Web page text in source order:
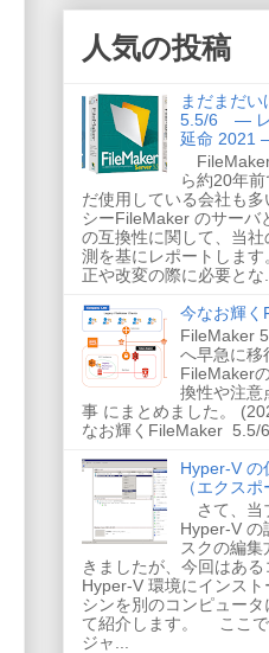
人気の投稿
まだまだ
5.5/6 ― レ
延命 2021
ら約20年
だ使用している会社も
シーFileMaker のサーバ
の互換性に関して、当
測を基にレポートしま
正や改変の際に必要とな...
今なお輝く
FileMaker
へ早急に移
FileMaker
換性や注意
事 にまとめました。
なお輝くFileMaker 5.5/
Hyper-V の
（エクス
さて、当
Hyper-V の
スクの編集
きましたが、今回はあ
Hyper-V 環境にインス
シンを別のコンピュー
て紹介します。 ここで
ジャ...